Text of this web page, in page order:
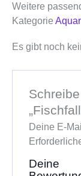
Weitere
Kategorie
Es gibt noch
Deine E-
Deine